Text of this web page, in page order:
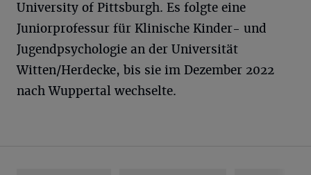
University of Pittsburgh. Es folgte eine
Juniorprofessur für Klinische Kinder- und
Jugendpsychologie an der Universität
Witten/Herdecke, bis sie im Dezember 2022
nach Wuppertal wechselte.